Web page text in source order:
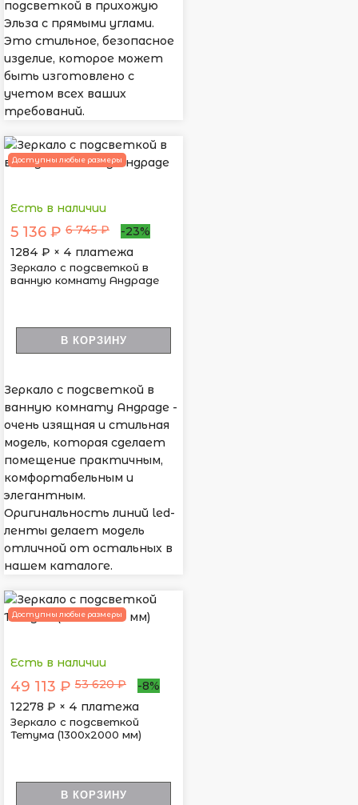
подсветкой в прихожую
Эльза с прямыми углами.
Это стильное, безопасное
изделие, которое может
быть изготовлено с
учетом всех ваших
требований.
Доступны любые размеры
Есть в наличии
5 136 ₽ 6 745 ₽
-23%
1284 ₽ × 4 платежа
Зеркало с подсветкой в
ванную комнату Андраде
В КОРЗИНУ
Зеркало с подсветкой в
ванную комнату Андраде -
очень изящная и стильная
модель, которая сделает
помещение практичным,
комфортабельным и
элегантным.
Оригинальность линий led-
ленты делает модель
отличной от остальных в
нашем каталоге.
Доступны любые размеры
Есть в наличии
49 113 ₽ 53 620 ₽
-8%
12278 ₽ × 4 платежа
Зеркало с подсветкой
Тетума (1300х2000 мм)
В КОРЗИНУ